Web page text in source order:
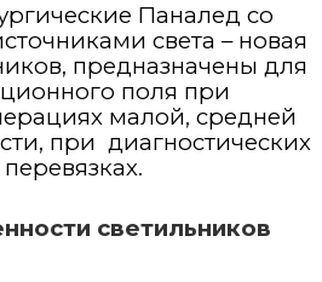
рентгены
Паналед со
света – новая
предназначены для
поля при
малой, средней
при диагностических
светильников